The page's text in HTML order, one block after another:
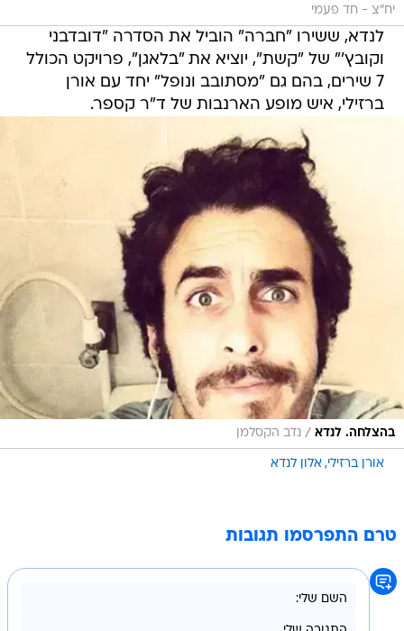
יח"צ - חד פעמי
לנדא, ששירו "חברה" הוביל את הסדרה "דובדבני
וקובץ'" של "קשת", יוציא את "בלאגן", פרויקט הכולל
7 שירים, בהם גם "מסתובב ונופל" יחד עם אורן
ברזילי, איש מופע הארנבות של ד"ר קספר.
בהצלחה. לנדא / נדב הקסלמן
אורן ברזילי אלון לנדא
טרם התפרסמו תגובות